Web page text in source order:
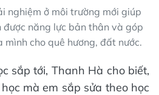
nghiệm ở môi trường mới giúp
được năng lực bản thân và góp
mình cho quê hương, đất nước.
sắp tới, Thanh Hà cho biết,
mà em sắp sửa theo học